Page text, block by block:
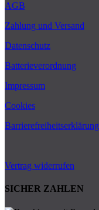
AGB
Zahlung und Versand
Datenschutz
Batterieverordnung
Impressum
Cookies
Barrierefreiheitserklärung
Vertrag widerrufen
SICHER ZAHLEN